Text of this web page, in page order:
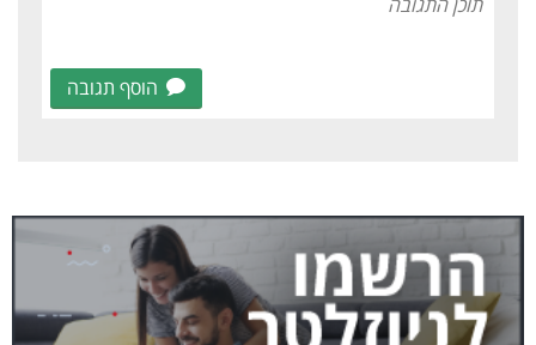
הוסף תגובה